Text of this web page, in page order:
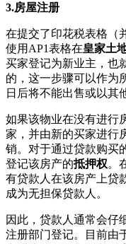
3.房屋注册
在提交了印花税表格（
使用AP1表格在皇家土
买家登记为新业主，也
的，这一步骤可以作为
日后将不能出售或以其
如果该物业在没有进行
家，并由新的买家进行
销。对于通过贷款购买
登记该房产的抵押权。
有贷款人在该房产上贷
成为无担保贷款人。
因此，贷款人通常会仔
注册部门登记。目前由